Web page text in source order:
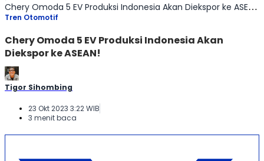
Chery Omoda 5 EV Produksi Indonesia Akan Diekspor ke ASEAN!
Tren Otomotif
Chery Omoda 5 EV Produksi Indonesia Akan
Diekspor ke ASEAN!
Tigor Sihombing
23 Okt 2023 3:22 WIB
3 menit baca